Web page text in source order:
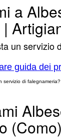
a
un servizio
guida dei
(Como)